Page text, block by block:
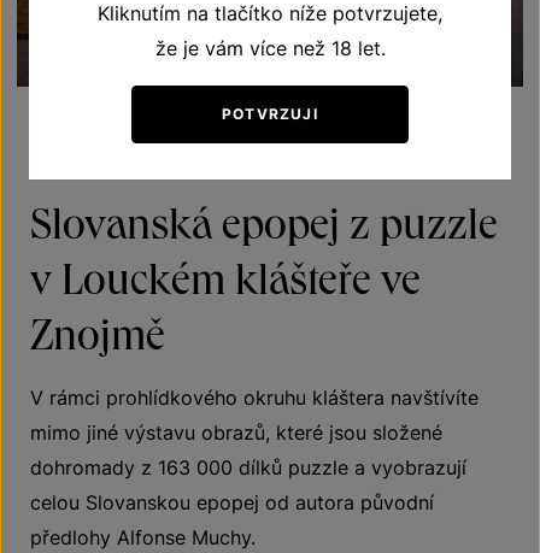
Slovanská epopej z puzzle
v Louckém klášteře ve
Znojmě
V rámci prohlídkového okruhu kláštera navštívíte
mimo jiné výstavu obrazů, které jsou složené
dohromady z 163 000 dílků puzzle a vyobrazují
celou Slovanskou epopej od autora původní
předlohy Alfonse Muchy.
Kliknutím na tlačítko níže potvrzujete,
že je vám více než 18 let.
POTVRZUJI